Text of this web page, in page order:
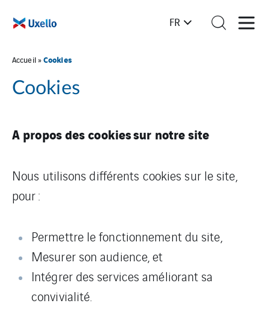
FR
Accueil»Cookies
Cookies
A propos des cookies sur notre site
Nous utilisons différents cookies sur le site,
pour :
Permettre le fonctionnement du site,
Mesurer son audience, et
Intégrer des services améliorant sa
convivialité.